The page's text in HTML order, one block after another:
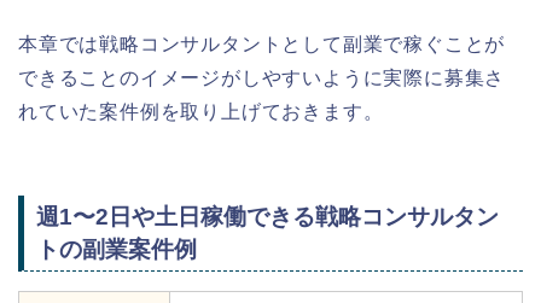
本章では戦略コンサルタントとして副業で稼ぐことが
できることのイメージがしやすいように実際に募集さ
れていた案件例を取り上げておきます。
週1〜2日や土日稼働できる戦略コンサルタン
トの副業案件例